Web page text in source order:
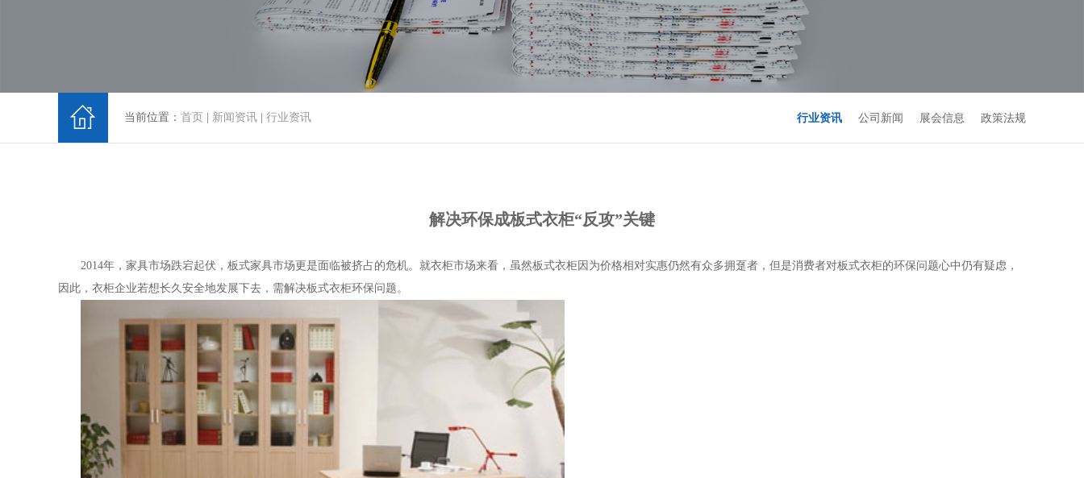
当前位置： 首页 新闻资讯 行业资讯 行业资讯 公司新闻 展会信息 政策法规
解决环保成板式衣柜“反攻”关键
2014年，家具市场跌宕起伏，板式家具市场更是面临被挤占的危机。就衣柜市场来看，虽然板式衣柜因为价格相对实惠仍然有众多拥趸者，但是消费者对板式衣柜的环保问题心中仍有疑虑，
因此，衣柜企业若想长久安全地发展下去，需解决板式衣柜环保问题。